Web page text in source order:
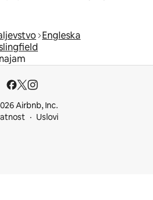
Engleska
Airbnb, Inc.
Uslovi